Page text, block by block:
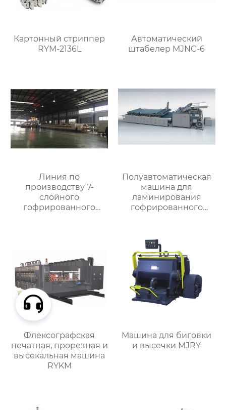
Картонный стриппер
RYM-2136L
Автоматический
штабелер MJNC-6
Линия по
производству 7-
слойного
гофрированного
Полуавтоматическая
машина для
ламинирования
гофрированного
Флексографская
печатная, прорезная и
высекальная машина
RYKM
Машина для биговки
и высечки MJRY